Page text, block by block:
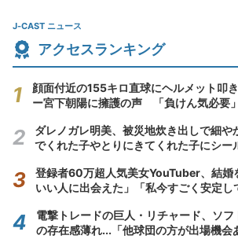
J-CAST ニュース
アクセスランキング
顔面付近の155キロ直球にヘルメット叩
ー宮下朝陽に擁護の声 「負けん気必要
ダレノガレ明美、被災地炊き出しで細や
でくれた子やとりにきてくれた子にシー
登録者60万超人気美女YouTuber、結
いい人に出会えた」「私今すごく安定し
電撃トレードの巨人・リチャード、ソフ
の存在感薄れ...「他球団の方が出場機会